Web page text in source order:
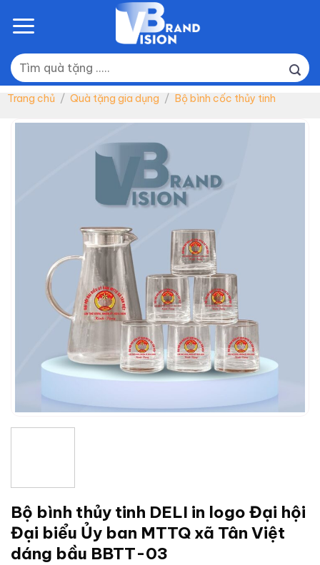
Tìm
kiếm:
Trang chủ / Quà tặng gia dụng / Bộ bình cốc thủy tinh
Bộ bình thủy tinh DELI in logo Đại hội
Đại biểu Ủy ban MTTQ xã Tân Việt
dáng bầu BBTT-03